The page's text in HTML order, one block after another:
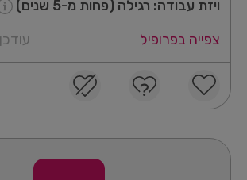
ויזת עבודה: רגילה (פחות מ-5 שנים)
צפייה בפרופיל
עודכן 06.08.2026